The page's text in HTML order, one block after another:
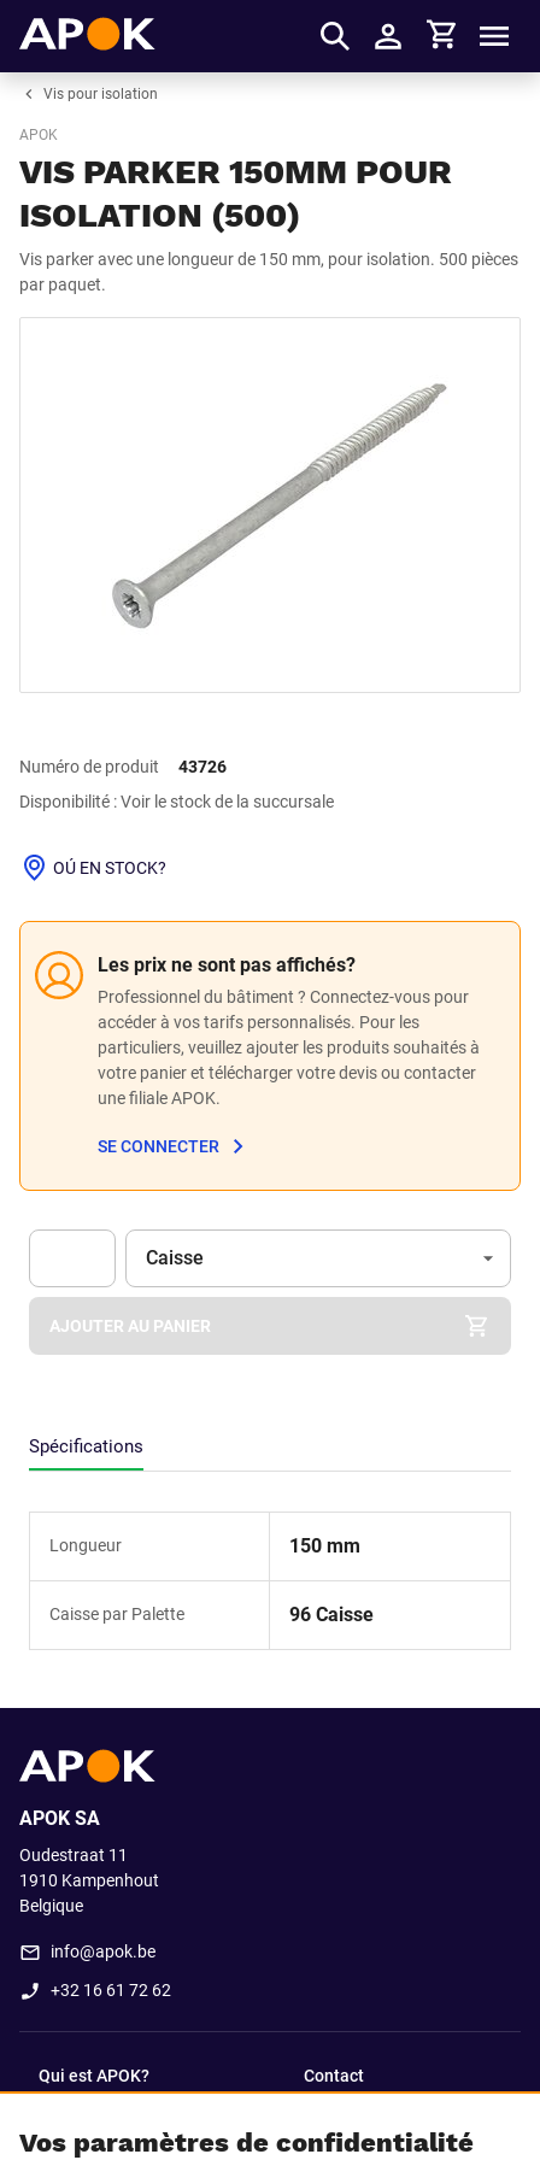
S'identifier
Panier
Vis pour isolation
APOK
VIS PARKER 150MM POUR
ISOLATION (500)
Vis parker avec une longueur de 150 mm, pour isolation. 500 pièces
par paquet.
Numéro de produit
43726
Disponibilité : Voir le stock de la succursale
Les prix ne sont pas affichés?
Professionnel du bâtiment ? Connectez-vous pour
accéder à vos tarifs personnalisés. Pour les
particuliers, veuillez ajouter les produits souhaités à
votre panier et télécharger votre devis ou contacter
une filiale APOK.
SE CONNECTER
OÚ EN STOCK?
Apok.Product.Detail.AddToCart.Quantity (Optionnel)
Unité
Caisse
AJOUTER AU PANIER
Spécifications
Longueur 150 mm
Caisse par Palette 96 Caisse
Vos paramètres de confidentialité
APOK SA
Oudestraat 11
1910 Kampenhout
Belgique
info@apok.be
+32 16 61 72 62
Qui est APOK? Contact